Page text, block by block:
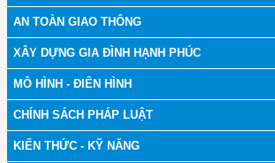
AN TOÀN GIAO THÔNG
XÂY DỰNG GIA ĐÌNH HẠNH PHÚC
MÔ HÌNH - ĐIỂN HÌNH
CHÍNH SÁCH PHÁP LUẬT
KIẾN THỨC - KỸ NĂNG